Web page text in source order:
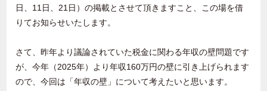
日、 11 日、 21 日）の掲載とさせて頂きますこと、この場を借
りてお知らせいたします。
さて、昨年より議論されていた税金に関わる年収の壁問題です
が、今年（2025年）より年収160万円の壁に引き上げられます
ので、今回は「年収の壁」について考えたいと思います。